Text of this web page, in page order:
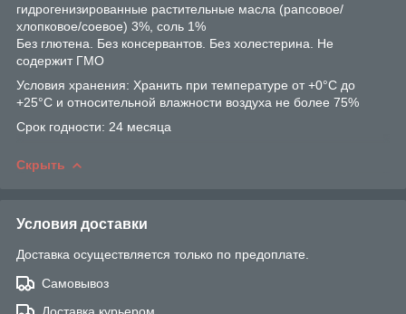
гидрогенизированные растительные масла (рапсовое/
хлопковое/соевое) 3%, соль 1%
Без глютена. Без консервантов. Без холестерина. Не
содержит ГМО
Условия хранения: Хранить при температуре от +0°C до
+25°C и относительной влажности воздуха не более 75%
Срок годности: 24 месяца
Скрыть
Условия доставки
Доставка осуществляется только по предоплате.
Самовывоз
Доставка курьером